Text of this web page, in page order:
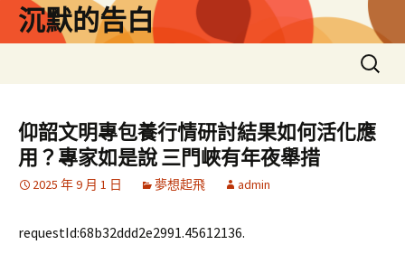
沉默的告白
搜
尋
鍵
字:
仰韶文明專包養行情研討結果如何活化應
用？專家如是說 三門峽有年夜舉措
2025 年 9 月 1 日 夢想起飛 admin
requestId:68b32ddd2e2991.45612136.